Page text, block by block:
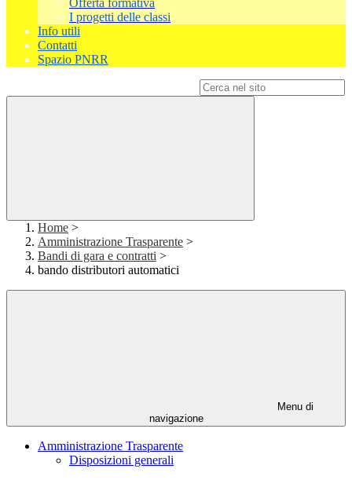
Offerta formativa
I progetti delle classi
Info utili
Contatti
Spazio PNRR
Home >
Amministrazione Trasparente >
Bandi di gara e contratti >
bando distributori automatici
Menu di
navigazione
Amministrazione Trasparente
Disposizioni generali